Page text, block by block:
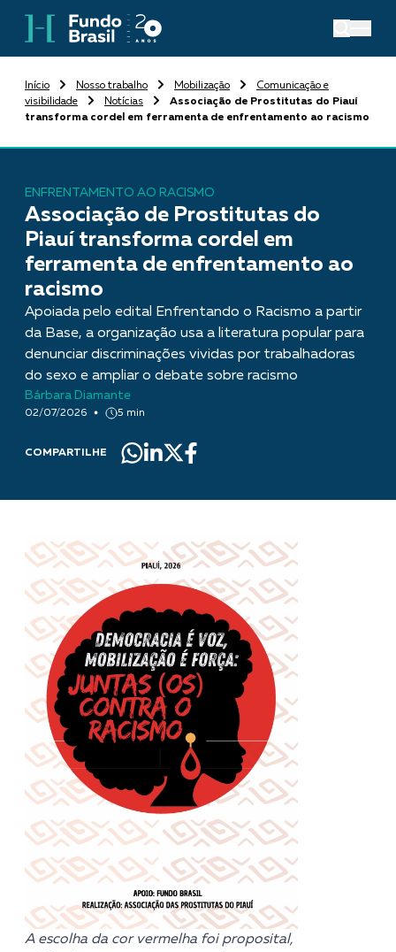
Início Nosso trabalho Mobilização
Comunicação e
visibilidade
Notícias
Associação de Prostitutas do Piauí
transforma cordel em ferramenta de enfrentamento ao racismo
ENFRENTAMENTO AO RACISMO
Associação de Prostitutas do
Piauí transforma cordel em
ferramenta de enfrentamento ao
racismo
Apoiada pelo edital Enfrentando o Racismo a partir
da Base, a organização usa a literatura popular para
denunciar discriminações vividas por trabalhadoras
do sexo e ampliar o debate sobre racismo
Bárbara Diamante
02/07/2026 5 min
COMPARTILHE
A escolha da cor vermelha foi proposital,